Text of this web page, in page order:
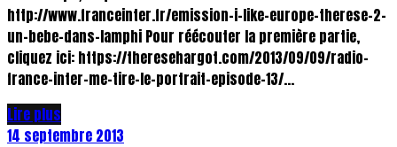
http://www.franceinter.fr/emission-i-like-europe-therese-2-
un-bebe-dans-lamphi Pour réécouter la première partie,
cliquez ici: https://theresehargot.com/2013/09/09/radio-
france-inter-me-tire-le-portrait-episode-13/...
Lire plus
14 septembre 2013